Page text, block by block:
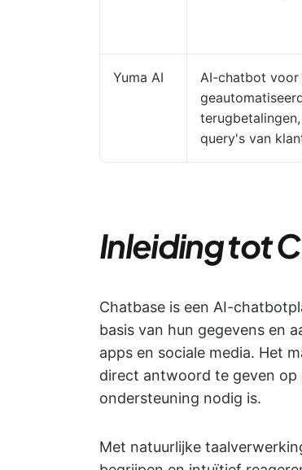
Yuma AI
AI-chatbot voor
query's van
Inleiding tot
Chatbase is een AI-
basis van hun gegevens en
apps en sociale media. Het
direct antwoord te geven op
ondersteuning nodig is.
Met natuurlijke